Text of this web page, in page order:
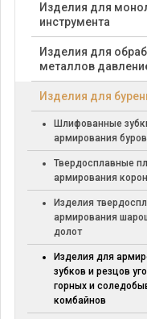
Изделия для
инструмента
Изделия для
металлов
Изделия для
Шлифованные
армирования
Твердосплавные
армирования
Изделия
армирования
долот
Изделия для
зубков и резцов
горных и
комбайнов